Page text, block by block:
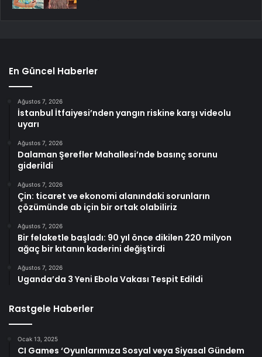
En Güncel Haberler
Ağustos 7, 2026
İstanbul İtfaiyesi’nden yangın riskine karşı videolu
uyarı
Ağustos 7, 2026
Dalaman Şerefler Mahallesi’nde basınç sorunu
giderildi
Ağustos 7, 2026
Çin: ticaret ve ekonomi alanındaki sorunların
çözümünde ab için bir ortak olabiliriz
Ağustos 7, 2026
Bir felaketle başladı: 90 yıl önce dikilen 220 milyon
ağaç bir kıtanın kaderini değiştirdi
Ağustos 7, 2026
Uganda’da 3 Yeni Ebola Vakası Tespit Edildi
Rastgele Haberler
Ocak 13, 2025
CI Games ‘Oyunlarımıza Sosyal veya Siyasal Gündem